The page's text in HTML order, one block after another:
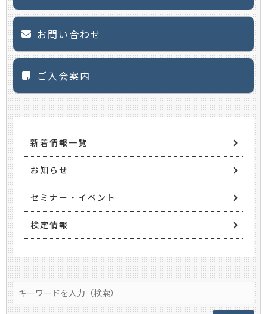
お問い合わせ
ご入会案内
新着情報一覧
お知らせ
セミナー・イベント
検定情報